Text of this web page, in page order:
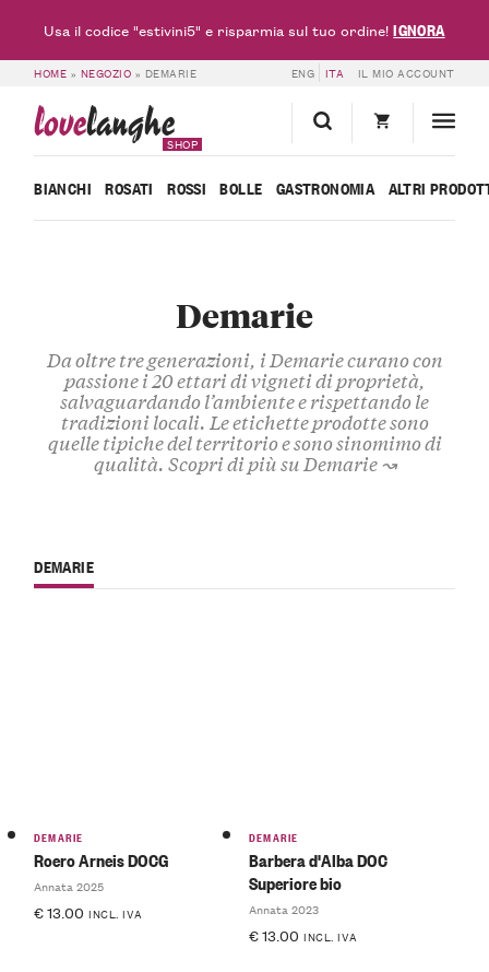
HOME » NEGOZIO » DEMARIE ENG ITA IL MIO ACCOUNT
lovelanghe
SHOP
BIANCHI ROSATI ROSSI BOLLE GASTRONOMIA ALTRI
Demarie
Da oltre tre generazioni, iDemariecurano con
passione i20 ettari di vignetidi proprietà,
salvaguardando l’ambientee rispettando le
tradizionilocali. Le etichette prodotte sono
quelle tipiche del territorio e sono sinomimo di
qualità. Scopri di più su Demarie ↝
DEMARIE
DEMARIE
Roero Arneis DOCG
Annata 2025
€13.00 INCL. IVA
DEMARIE
Barbera d'Alba DOC
Superiore bio
Annata 2023
€13.00 INCL. IVA
Usa il codice "estivini5" e risparmia sul tuo ordine!IGNORA